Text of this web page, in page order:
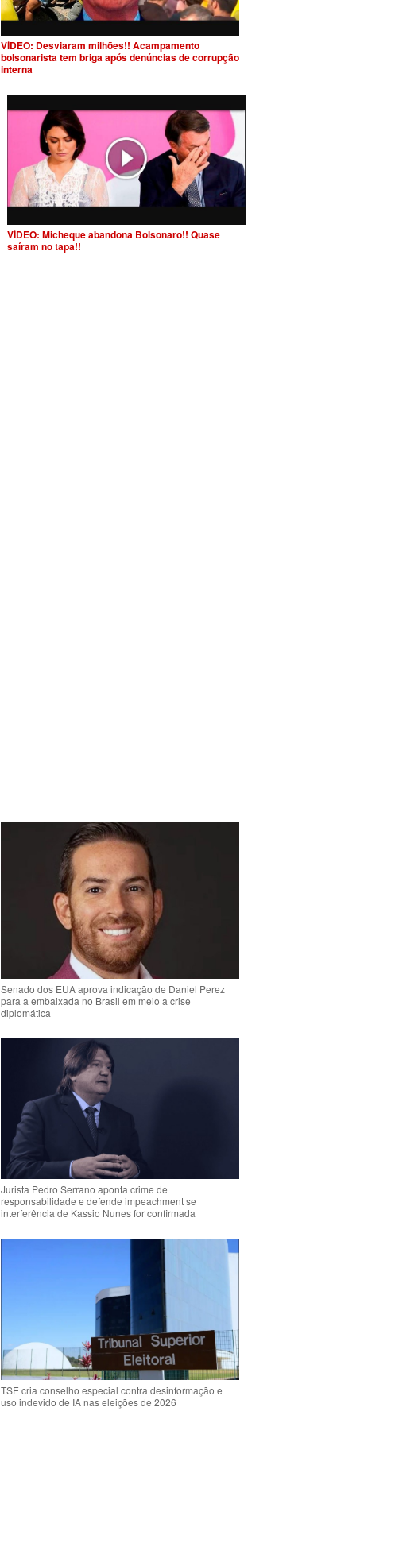
VÍDEO: Desviaram milhões!! Acampamento
bolsonarista tem briga após denúncias de corrupção
interna
VÍDEO: Micheque abandona Bolsonaro!! Quase
saíram no tapa!!
Senado dos EUA aprova indicação de Daniel Perez
para a embaixada no Brasil em meio a crise
diplomática
Jurista Pedro Serrano aponta crime de
responsabilidade e defende impeachment se
interferência de Kassio Nunes for confirmada
TSE cria conselho especial contra desinformação e
uso indevido de IA nas eleições de 2026